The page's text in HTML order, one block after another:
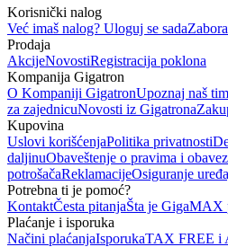
Korisnički nalog
Već imaš nalog? Uloguj se sada
Prodaja
AkcijeNovostiRegistracija poklona
Kompanija Gigatron
O Kompaniji GigatronUpoznaj naš tim
za zajednicuNovosti iz Gigatrona
Kupovina
Uslovi korišćenjaPolitika privatnosti
daljinuObaveštenje o pravima i
potrošačaReklamacijeOsiguranje
Potrebna ti je pomoć?
KontaktČesta pitanjaŠta je GigaMAX
Plaćanje i isporuka
Načini plaćanjaIsporukaTAX FREE i